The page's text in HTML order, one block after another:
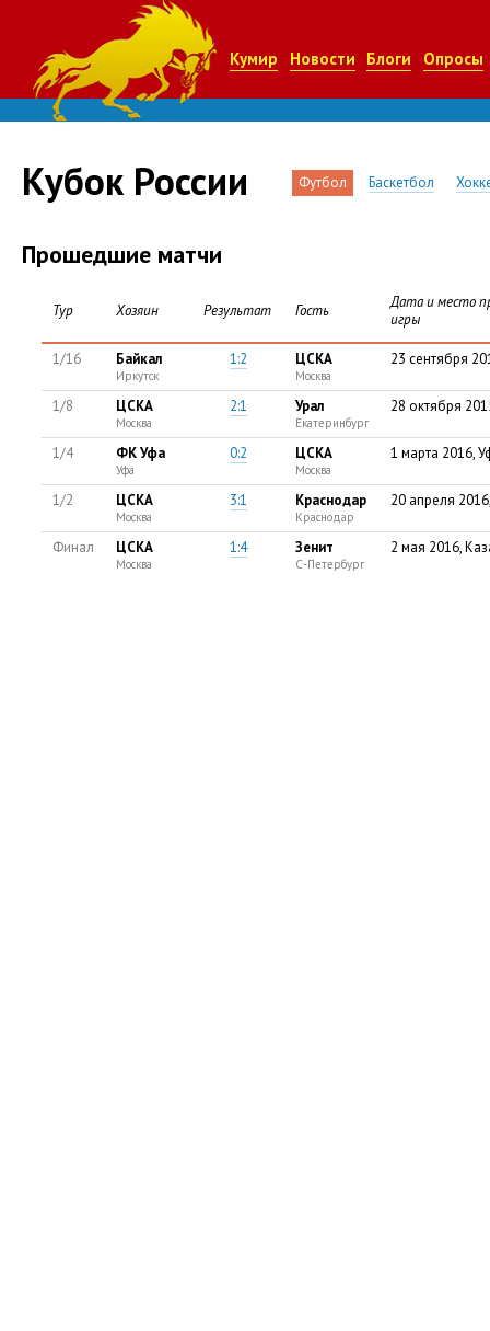
Кумир Новости Блоги Опросы
Кубок России Футбол Баскетбол
Прошедшие матчи
Тур Хозяин Результат Гость
Дата и место
игры
1/16 Байкал
Иркутск
1:2 ЦСКА
Москва
23 сентября
1/8 ЦСКА
Москва
2:1 Урал
Екатеринбург
28 октября
1/4 ФК Уфа
Уфа
0:2 ЦСКА
Москва
1 марта 2016,
1/2 ЦСКА
Москва
3:1 Краснодар
Краснодар
20 апреля
Финал ЦСКА
Москва
1:4 Зенит
С-Петербург
2 мая 2016,